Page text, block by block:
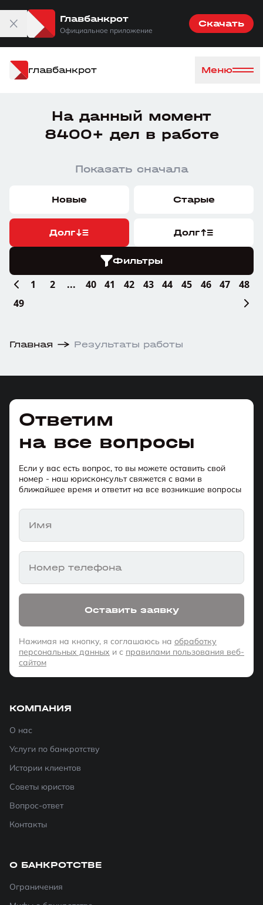
Главбанкрот
Официальное приложение
Скачать
главбанкрот Меню
На данный момент
8400+ дел в работе
Показать сначала
Новые Старые
Долг Долг
Фильтры
1 2 ... 40 41 42 43 44 45 46 47
48
49
Главная Результаты работы
Ответим
на все вопросы
Если у вас есть вопрос, то вы можете оставить свой
номер - наш юрисконсульт свяжется с вами в
ближайшее время и ответит на все возникшие вопросы
Имя
Номер телефона
Оставить заявку
Нажимая на кнопку, я соглашаюсь на обработку
персональных данных и с правилами пользования веб-
сайтом
КОМПАНИЯ
О нас
Услуги по банкротству
Истории клиентов
Советы юристов
Вопрос-ответ
Контакты
О БАНКРОТСТВЕ
Ограничения